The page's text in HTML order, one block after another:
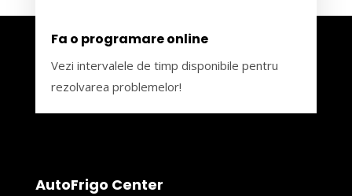
Fa o programare online
Vezi intervalele de timp disponibile pentru
rezolvarea problemelor!
AutoFrigo Center